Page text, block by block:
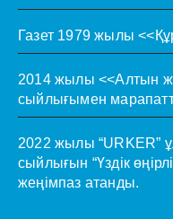
Газет 1979 жылы
2014 жылы <<Алтын
сыйлығымен
2022 жылы “URKER”
сыйлығын “Үздік
жеңімпаз атанды.